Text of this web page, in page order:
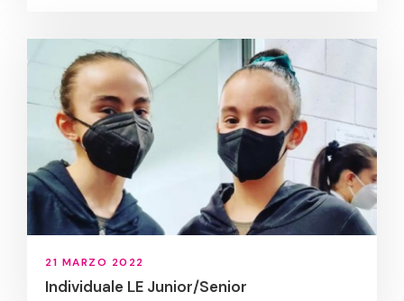
21 MARZO 2022
Individuale LE Junior/Senior